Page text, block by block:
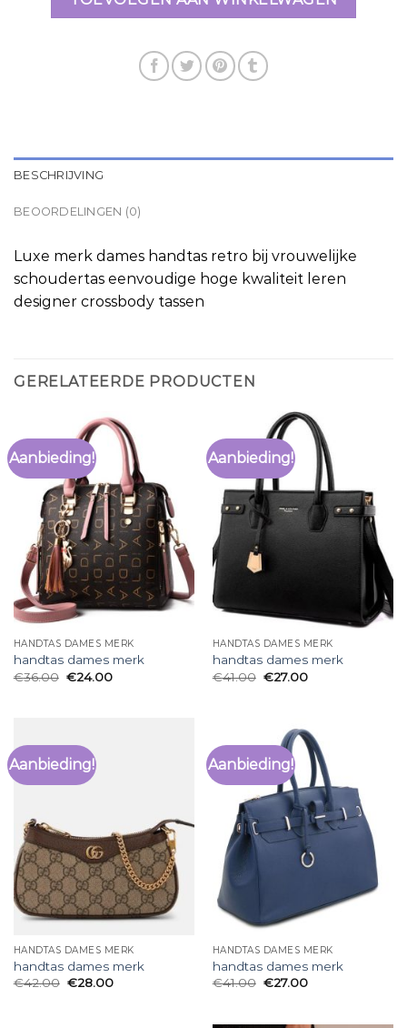
BESCHRIJVING
BEOORDELINGEN (0)
Luxe merk dames handtas retro bij vrouwelijke
schoudertas eenvoudige hoge kwaliteit leren
designer crossbody tassen
GERELATEERDE PRODUCTEN
Aanbieding!
HANDTAS DAMES MERK
handtas dames merk
€36.00 €24.00
Aanbieding!
HANDTAS DAMES MERK
handtas dames merk
€41.00 €27.00
Aanbieding!
HANDTAS DAMES MERK
handtas dames merk
€42.00 €28.00
Aanbieding!
HANDTAS DAMES MERK
handtas dames merk
€41.00 €27.00